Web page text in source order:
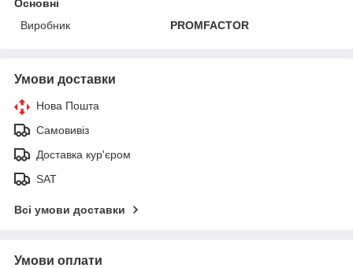
Основні
Виробник
PROMFACTOR
Умови доставки
Нова Пошта
Самовивіз
Доставка кур'єром
SAT
Всі умови доставки
Умови оплати